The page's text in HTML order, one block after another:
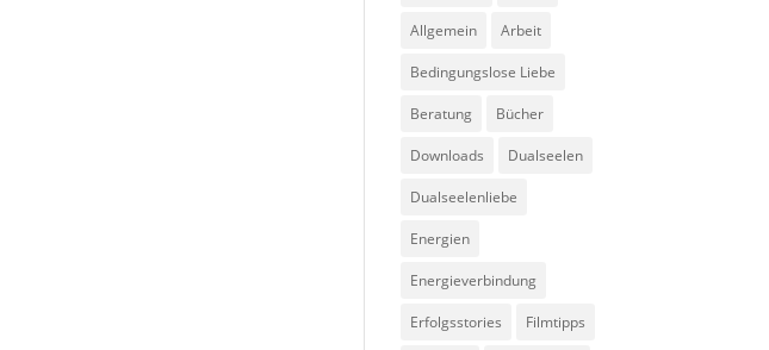
Allgemein Arbeit
Bedingungslose Liebe
Beratung Bücher
Downloads Dualseelen
Dualseelenliebe
Energien
Energieverbindung
Erfolgsstories Filmtipps